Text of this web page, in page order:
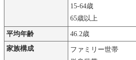
15-64歳
65歳以上
平均年齢
46.2歳
家族構成
ファミリー世帯